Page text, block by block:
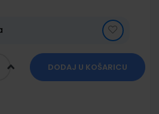
DODAJ U KOŠARICU